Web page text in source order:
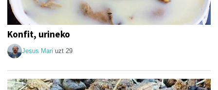
Konfit, urineko
Jesus Mari uzt 29